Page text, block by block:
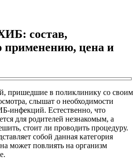
состав,
применению, цена и
пришедшие в поликлинику со своим
слышат о необходимости
инфекций. Естественно, что
для родителей незнакомым, а
стоит ли проводить процедуру.
собой данная категория
может повлиять на организм